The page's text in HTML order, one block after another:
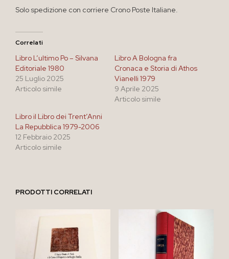
Solo spedizione con corriere Crono Poste Italiane.
Correlati
Libro L’ultimo Po – Silvana
Editoriale 1980
25 Luglio 2025
Articolo simile
Libro A Bologna fra
Cronaca e Storia di Athos
Vianelli 1979
9 Aprile 2025
Articolo simile
Libro il Libro dei Trent’Anni
La Repubblica 1979-2006
12 Febbraio 2025
Articolo simile
PRODOTTI CORRELATI